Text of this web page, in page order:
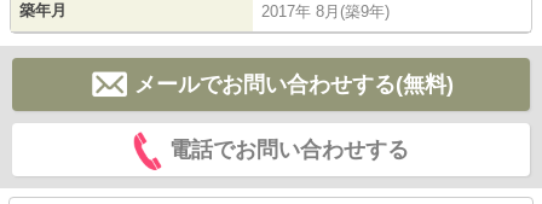
築年月 2017年 8月(築9年)
メールでお問い合わせする(無料)
電話でお問い合わせする